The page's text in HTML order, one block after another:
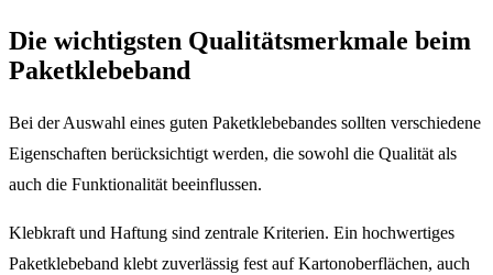
Die wichtigsten Qualitätsmerkmale beim
Paketklebeband
Bei der Auswahl eines guten Paketklebebandes sollten verschiedene
Eigenschaften berücksichtigt werden, die sowohl die Qualität als
auch die Funktionalität beeinflussen.
Klebkraft und Haftung sind zentrale Kriterien. Ein hochwertiges
Paketklebeband klebt zuverlässig fest auf Kartonoberflächen, auch